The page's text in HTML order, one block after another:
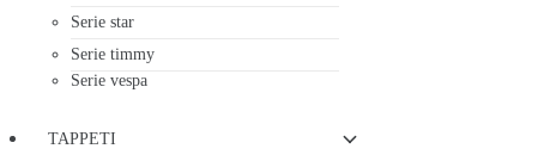
Serie star
Serie timmy
Serie vespa
TAPPETI